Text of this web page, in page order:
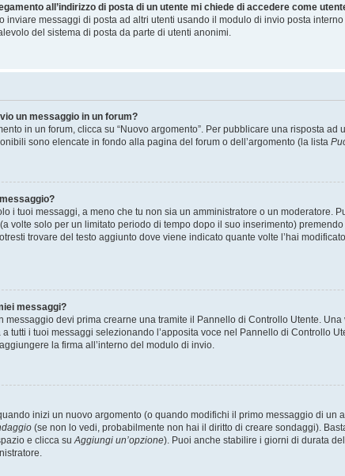
all’indirizzo di posta di un utente mi chiede di accedere come
inviare messaggi di posta ad altri utenti usando il modulo di invio posta
del sistema di posta da parte di utenti anonimi.
un messaggio in un forum?
in un forum, clicca su “Nuovo argomento”. Per pubblicare una risposta
sono elencate in fondo alla pagina del forum o dell’argomento (la lista
i tuoi messaggi, a meno che tu non sia un amministratore o un
volte solo per un limitato periodo di tempo dopo il suo inserimento)
trovare del testo aggiunto dove viene indicato quante volte l’hai
messaggi?
messaggio devi prima crearne una tramite il Pannello di Controllo Utente.
tutti i tuoi messaggi selezionando l’apposita voce nel Pannello di Controllo
la firma all’interno del modulo di invio.
inizi un nuovo argomento (o quando modifichi il primo messaggio di un
(se non lo vedi, probabilmente non hai il diritto di creare sondaggi).
e clicca su Aggiungi un’opzione). Puoi anche stabilire i giorni di durata